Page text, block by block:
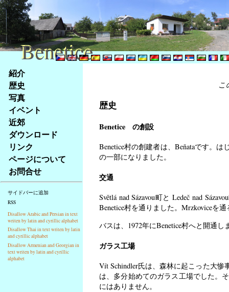
Na
obsah
stránky
Klávesové
zkratky
tomto
webu
základní
Hlavní
strana
紹介
歴史
写真
イベント
近郊
ダウンロード
リンク
ページについて
お問合せ
サイドバーに追加
RSS
Disallow Arabic and Persian in text
writen by latin and cyrillic alphabet
Disallow Thai in text writen by latin
and cyrillic alphabet
Disallow Armenian and Georgian in
text writen by latin and cyrillic
alphabet
こ
歴史
Benetice の創設
Benetice村の創建者は、Beňataです。は
の一部になりました。
交通
Světlá nad Sázavou町と Ledeč nad
Benetice村を通りました。Mrzkoviceを
バスは、1972年にBenetice村へと開通し
ガラス工場
Vít Schindler氏は、森林に起こった大惨
は、多分始めてのガラス工場でした。
にはありません。
Benetice
Benetice